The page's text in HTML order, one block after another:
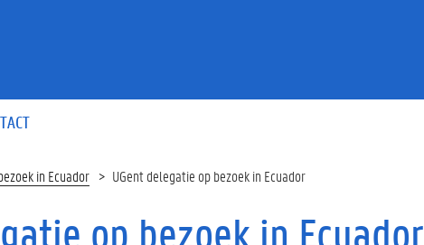
in Ecuador UGent delegatie op bezoek in Ecuador
op bezoek in Ecuador